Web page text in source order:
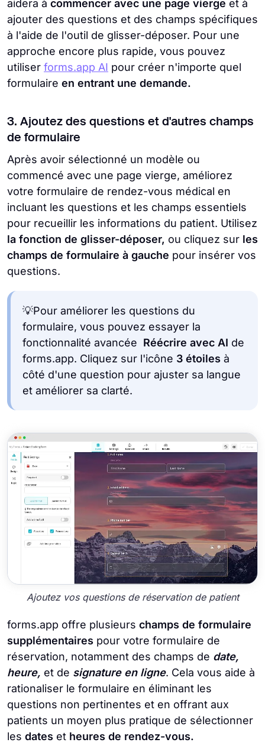
aidera à commencer avec une page vierge et à
ajouter des questions et des champs spécifiques
à l'aide de l'outil de glisser-déposer. Pour une
approche encore plus rapide, vous pouvez
utiliser forms.app AI pour créer n'importe quel
formulaire en entrant une demande.
3. Ajoutez des questions et d'autres champs
de formulaire
Après avoir sélectionné un modèle ou
commencé avec une page vierge, améliorez
votre formulaire de rendez-vous médical en
incluant les questions et les champs essentiels
pour recueillir les informations du patient. Utilisez
la fonction de glisser-déposer, ou cliquez sur les
champs de formulaire à gauche pour insérer vos
questions.
💡Pour améliorer les questions du
formulaire, vous pouvez essayer la
fonctionnalité avancée Réécrire avec AI de
forms.app. Cliquez sur l'icône 3 étoiles à
côté d'une question pour ajuster sa langue
et améliorer sa clarté.
Ajoutez vos questions de réservation de patient
forms.app offre plusieurs champs de formulaire
supplémentaires pour votre formulaire de
réservation, notamment des champs de date,
heure, et de signature en ligne. Cela vous aide à
rationaliser le formulaire en éliminant les
questions non pertinentes et en offrant aux
patients un moyen plus pratique de sélectionner
les dates et heures de rendez-vous.